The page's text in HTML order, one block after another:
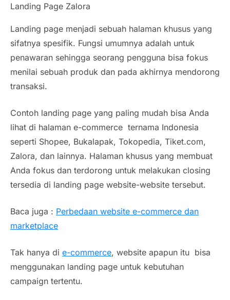
Landing Page Zalora
Landing page menjadi sebuah halaman khusus yang
sifatnya spesifik. Fungsi umumnya adalah untuk
penawaran sehingga seorang pengguna bisa fokus
menilai sebuah produk dan pada akhirnya mendorong
transaksi.
Contoh landing page yang paling mudah bisa Anda
lihat di halaman e-commerce ternama Indonesia
seperti Shopee, Bukalapak, Tokopedia, Tiket.com,
Zalora, dan lainnya. Halaman khusus yang membuat
Anda fokus dan terdorong untuk melakukan closing
tersedia di landing page website-website tersebut.
Baca juga : Perbedaan website e-commerce dan
marketplace
Tak hanya di e-commerce, website apapun itu bisa
menggunakan landing page untuk kebutuhan
campaign tertentu.